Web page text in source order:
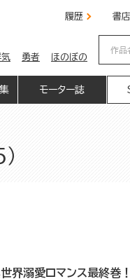
履歴 書
気 勇者 ほのぼの
モーター誌
界溺愛ロマンス最終巻！